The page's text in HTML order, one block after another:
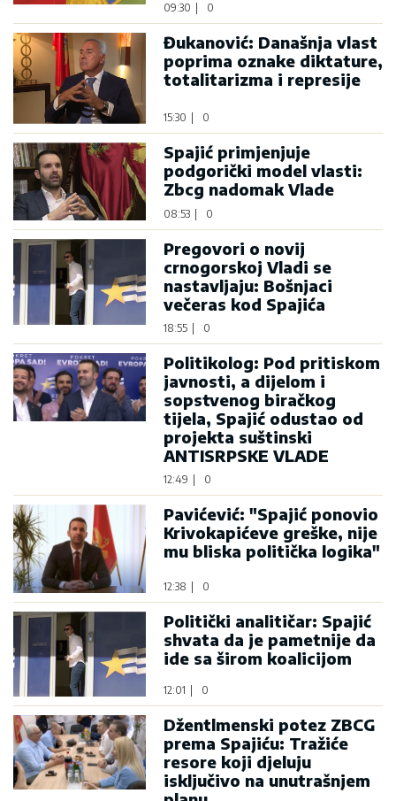
09:30 0
Đukanović: Današnja vlast
poprima oznake diktature,
totalitarizma i represije
15:30 0
Spajić primjenjuje
podgorički model vlasti:
Zbcg nadomak Vlade
08:53 0
Pregovori o novij
crnogorskoj Vladi se
nastavljaju: Bošnjaci
večeras kod Spajića
18:55 0
Politikolog: Pod pritiskom
javnosti, a dijelom i
sopstvenog biračkog
tijela, Spajić odustao od
projekta suštinski
ANTISRPSKE VLADE
12:49 0
Pavićević: "Spajić ponovio
Krivokapićeve greške, nije
mu bliska politička logika"
12:38 0
Politički analitičar: Spajić
shvata da je pametnije da
ide sa širom koalicijom
12:01 0
Džentlmenski potez ZBCG
prema Spajiću: Tražiće
resore koji djeluju
isključivo na unutrašnjem